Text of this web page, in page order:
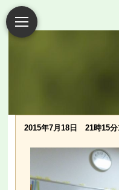
2015年7月18日 21時15分